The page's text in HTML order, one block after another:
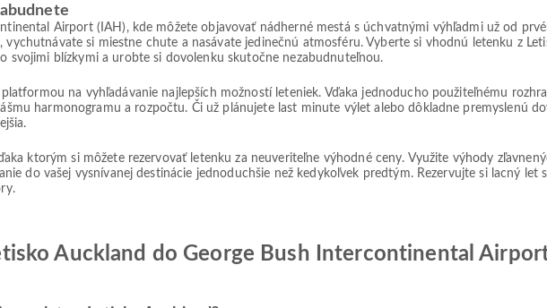
Airport (IAH), kde môžete objavovať nádherné mestá s úchvatnými výhľadmi už od
si miestne chute a nasávate jedinečnú atmosféru. Vyberte si vhodnú letenku z
svojimi blízkymi a urobte si dovolenku skutočne nezabudnuteľnou.
na vyhľadávanie najlepších možností leteniek. Vďaka jednoducho použiteľnému
harmonogramu a rozpočtu. Či už plánujete last minute výlet alebo dôkladne premyslenú
ktorým si môžete rezervovať letenku za neuveriteľne výhodné ceny. Využite výhody
do vašej vysnívanej destinácie jednoduchšie než kedykoľvek predtým. Rezervujte si lacný let
Auckland do George Bush Intercontinental